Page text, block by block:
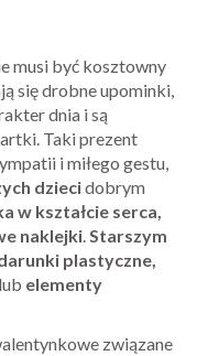
musi być kosztowny
się drobne upominki,
dnia i są
Taki prezent
i miłego gestu,
dziecidobrym
w kształcie serca,
naklejki.Starszym
plastyczne,
lub elementy
związane